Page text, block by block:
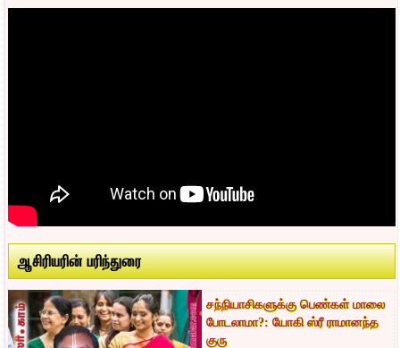
ஆசிரியரின் பரிந்துரை
சந்நியாசிகளுக்கு பெண்கள் மாலை
போடலாமா?: யோகி ஸ்ரீ ராமானந்த
குரு